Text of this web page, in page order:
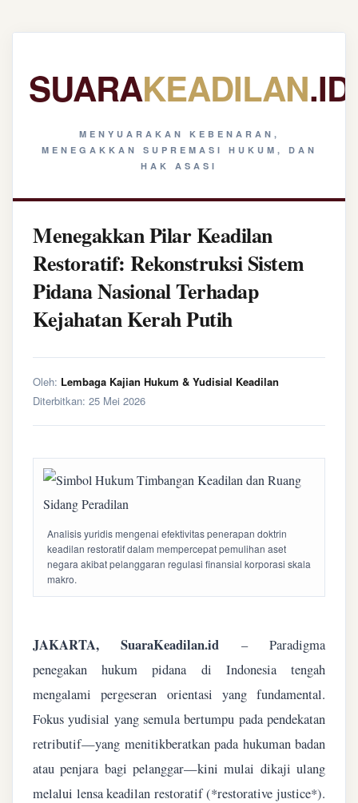
SUARAKEADILAN.ID
MENYUARAKAN KEBENARAN,
MENEGAKKAN SUPREMASI HUKUM, DAN
HAK ASASI
Menegakkan Pilar Keadilan
Restoratif: Rekonstruksi Sistem
Pidana Nasional Terhadap
Kejahatan Kerah Putih
Oleh: Lembaga Kajian Hukum & Yudisial Keadilan
Diterbitkan: 25 Mei 2026
Analisis yuridis mengenai efektivitas penerapan doktrin
keadilan restoratif dalam mempercepat pemulihan aset
negara akibat pelanggaran regulasi finansial korporasi skala
makro.
JAKARTA, SuaraKeadilan.id – Paradigma
penegakan hukum pidana di Indonesia tengah
mengalami pergeseran orientasi yang fundamental.
Fokus yudisial yang semula bertumpu pada pendekatan
retributif—yang menitikberatkan pada hukuman badan
atau penjara bagi pelanggar—kini mulai dikaji ulang
melalui lensa keadilan restoratif (*restorative justice*).